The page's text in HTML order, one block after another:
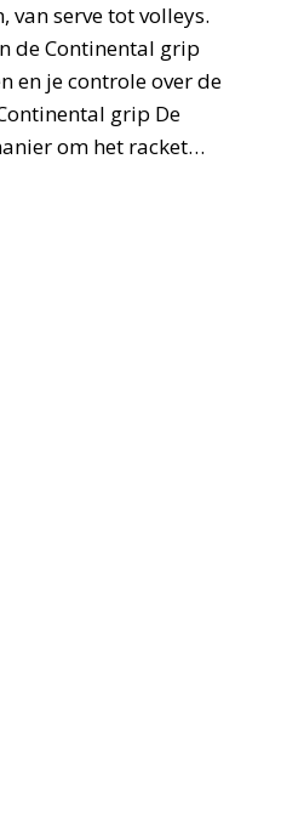
van serve tot volleys.
de Continental grip
en je controle over de
grip De
om het racket…